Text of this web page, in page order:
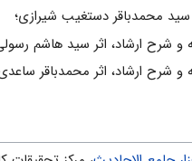
محمدباقر دستغیب شیرازی؛
و شرح ارشاد، اثر سید هاشم
و شرح ارشاد، اثر محمد‌باقر